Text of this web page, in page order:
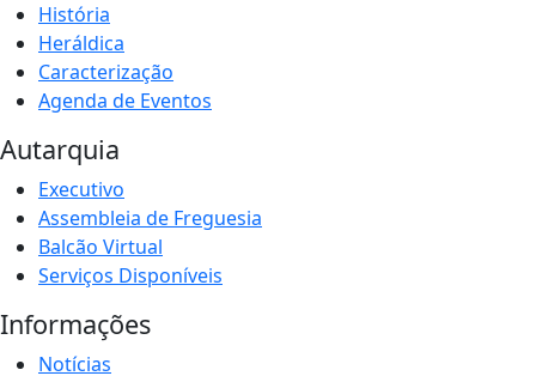
História
Heráldica
Caracterização
Agenda de Eventos
Autarquia
Executivo
Assembleia de Freguesia
Balcão Virtual
Serviços Disponíveis
Informações
Notícias